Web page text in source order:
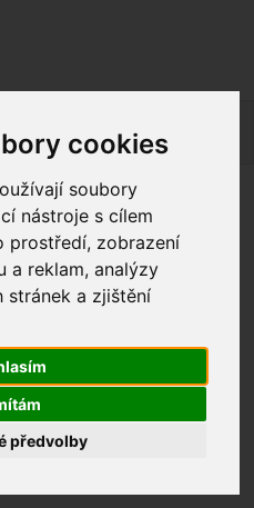
cookies
soubory
nástroje s cílem
prostředí, zobrazení
a reklam, analýzy
stránek a zjištění
předvolby
Náš internetový obchod v
on-line nyní nelze vyřídit.